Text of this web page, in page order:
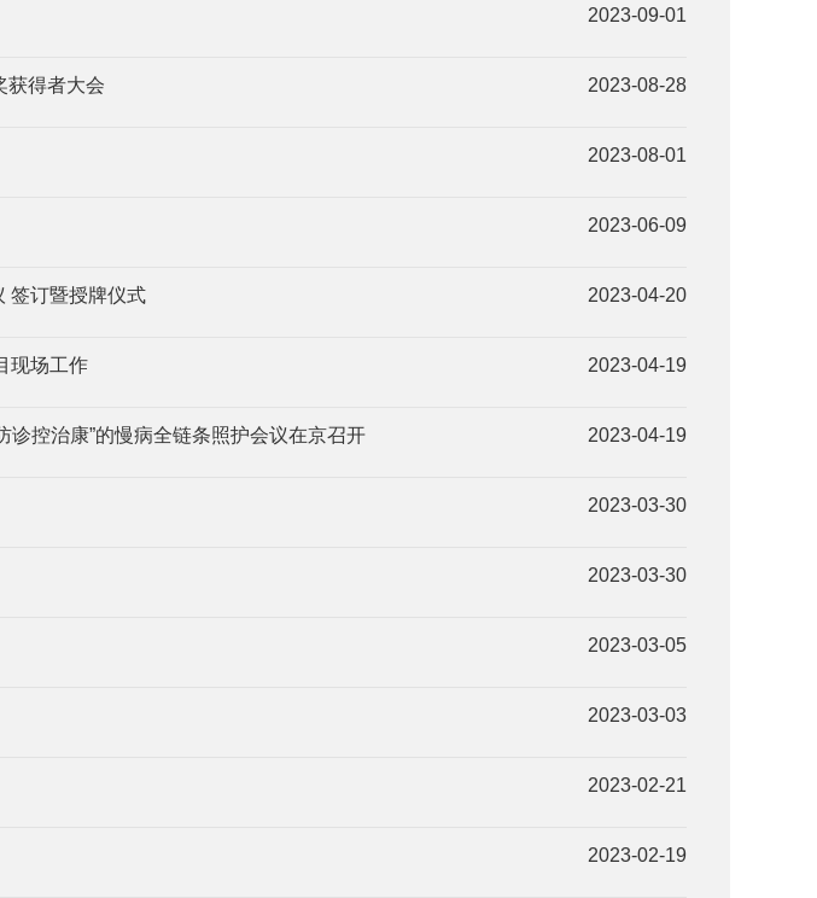
2023-09-01
2023-08-28
得者大会
2023-08-01
2023-06-09
2023-04-20
签订暨授牌仪式
2023-04-19
现场工作
2023-04-19
控治康”的慢病全链条照护会议在京召开
2023-03-30
2023-03-30
2023-03-05
2023-03-03
2023-02-21
2023-02-19